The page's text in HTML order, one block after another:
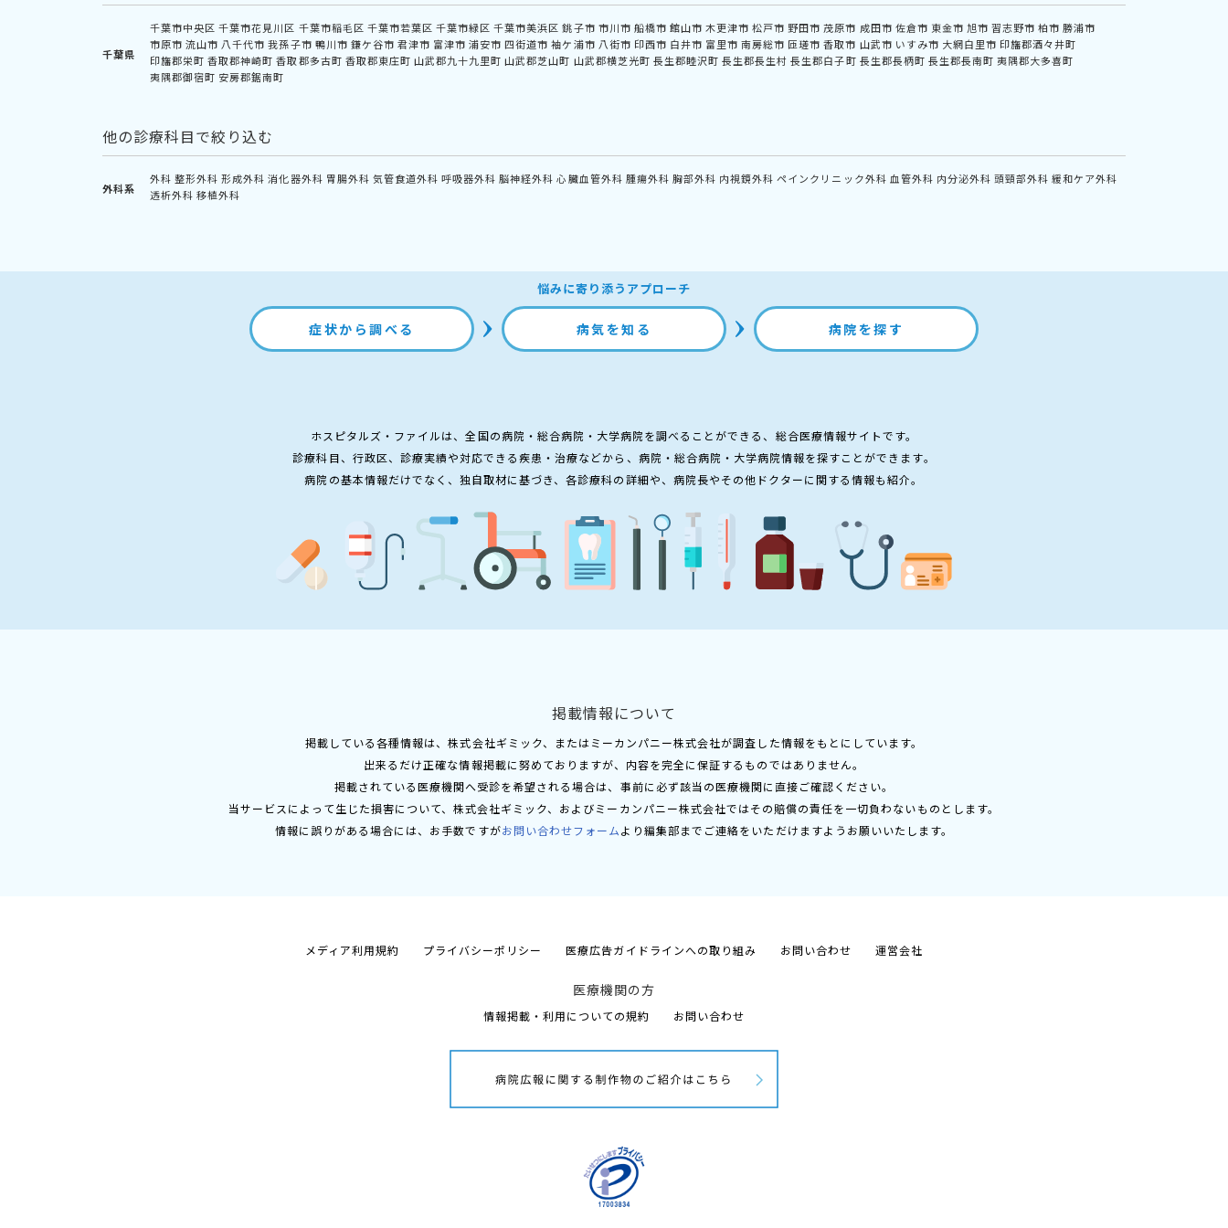
千葉県
千葉市中央区 千葉市花見川区 千葉市稲毛区 千葉市若葉区 千葉市緑区 千葉市美浜区 銚子市 市川市 船橋市 館山市 木更津市 松戸市 野田市 茂原市 成田市 佐倉市 東金市 旭市 習志野市 柏市 勝浦市
市原市 流山市 八千代市 我孫子市 鴨川市 鎌ケ谷市 君津市 富津市 浦安市 四街道市 袖ケ浦市 八街市 印西市 白井市 富里市 南房総市 匝瑳市 香取市 山武市 いすみ市 大網白里市 印旛郡酒々井町
印旛郡栄町 香取郡神崎町 香取郡多古町 香取郡東庄町 山武郡九十九里町 山武郡芝山町 山武郡横芝光町 長生郡睦沢町 長生郡長生村 長生郡白子町 長生郡長柄町 長生郡長南町 夷隅郡大多喜町
夷隅郡御宿町 安房郡鋸南町
他の診療科目で絞り込む
外科系
外科 整形外科 形成外科 消化器外科 胃腸外科 気管食道外科 呼吸器外科 脳神経外科 心臓血管外科 腫瘍外科 胸部外科 内視鏡外科 ペインクリニック外科 血管外科 内分泌外科 頭頸部外科 緩和ケア外科
透析外科 移植外科
悩みに寄り添うアプローチ
症状から調べる 病気を知る 病院を探す
ホスピタルズ・ファイルは、全国の病院・総合病院・大学病院を調べることができる、総合医療情報サイトです。
診療科目、行政区、診療実績や対応できる疾患・治療などから、病院・総合病院・大学病院情報を探すことができます。
病院の基本情報だけでなく、独自取材に基づき、各診療科の詳細や、病院長やその他ドクターに関する情報も紹介。
掲載情報について
掲載している各種情報は、株式会社ギミック、またはミーカンパニー株式会社が調査した情報をもとにしています。
出来るだけ正確な情報掲載に努めておりますが、内容を完全に保証するものではありません。
掲載されている医療機関へ受診を希望される場合は、事前に必ず該当の医療機関に直接ご確認ください。
当サービスによって生じた損害について、株式会社ギミック、およびミーカンパニー株式会社ではその賠償の責任を一切負わないものとします。
情報に誤りがある場合には、お手数ですがお問い合わせフォームより編集部までご連絡をいただけますようお願いいたします。
メディア利用規約 プライバシーポリシー 医療広告ガイドラインへの取り組み お問い合わせ 運営会社
医療機関の方
情報掲載・利用についての規約 お問い合わせ